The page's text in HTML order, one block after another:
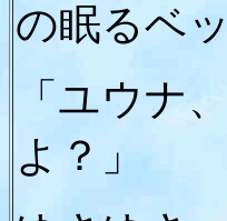
の眠るベ
「ユウナ
よ？」